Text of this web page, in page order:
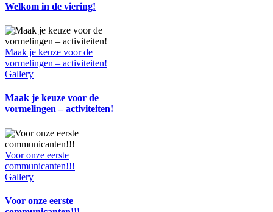
Welkom in de viering!
Maak je keuze voor de
vormelingen – activiteiten!
Gallery
Maak je keuze voor de
vormelingen – activiteiten!
Voor onze eerste
communicanten!!!
Gallery
Voor onze eerste